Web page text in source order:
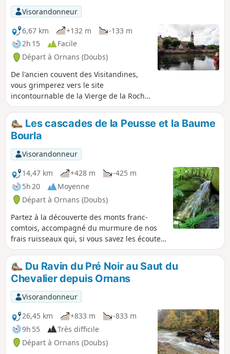
Visorandonneur
6,67 km
+132 m
-133 m
2h 15
Facile
Départ à Ornans (Doubs)
De l'ancien couvent des Visitandines,
vous grimperez vers le site
incontournable de la Vierge de la Roche
du Mont et sa vue sur la vallée de la
Loue et la bourgade ornanaise. Puis
longeant le ruisseau de Mambouc, vous
regagnerez la vieille cité pour longer la
rivière et ses belles maisons aux pieds
dans l'eau.
Les cascades de la Peusse et la Baume
Bourla
Visorandonneur
14,47 km
+428 m
-425 m
5h 20
Moyenne
Départ à Ornans (Doubs)
Partez à la découverte des monts franc-
comtois, accompagné du murmure de nos
frais ruisseaux qui, si vous savez les écouter,
vous conteront bien des histoires oubliées.
Découvrez les végétations pétrifiées par nos
eaux calcaires et la fraîcheur des baumes
secrètes enchâssées dans la verdure
sauvage.
Du Ravin du Pré Noir au Saut du
Chevalier depuis Ornans
Visorandonneur
26,45 km
+833 m
-833 m
9h 55
Très difficile
Départ à Ornans (Doubs)